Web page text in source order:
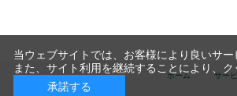
ホーム サー
当ウェブサイトでは、お客様により良いサ
また、サイト利用を継続することにより、
承諾する